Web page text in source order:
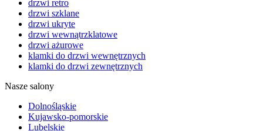
drzwi retro
drzwi szklane
drzwi ukryte
drzwi wewnątrzklatowe
drzwi ażurowe
klamki do drzwi wewnętrznych
klamki do drzwi zewnętrznych
Nasze salony
Dolnośląskie
Kujawsko-pomorskie
Lubelskie